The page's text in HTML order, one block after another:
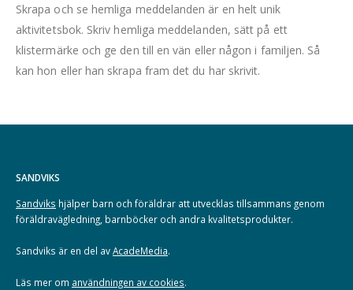
Skrapa och se hemliga meddelanden är en helt unik
aktivitetsbok. Skriv hemliga meddelanden, sätt på ett
klistermärke och ge den till en vän eller någon i familjen. Så
kan hon eller han skrapa fram det du har skrivit.
SANDVIKS
Sandviks hjälper barn och föräldrar att utvecklas tillsammans genom
föräldravägledning, barnböcker och andra kvalitetsprodukter.
Sandviks är en del avAcadeMedia.
Läs mer om användningen av cookies.